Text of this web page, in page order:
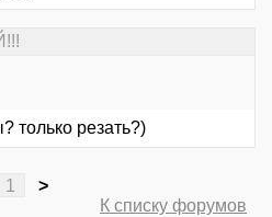
только резать?)
1
>
К списку форумов